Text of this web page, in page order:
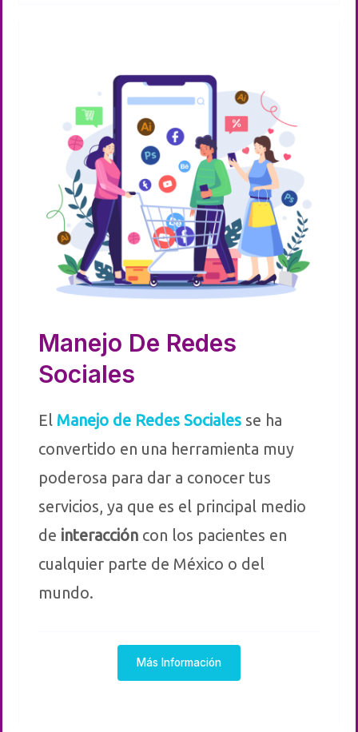
Manejo De Redes
Sociales
El Manejo de Redes Sociales se ha
convertido en una herramienta muy
poderosa para dar a conocer tus
servicios, ya que es el principal medio
de interacción con los pacientes en
cualquier parte de México o del
mundo.
Más Información